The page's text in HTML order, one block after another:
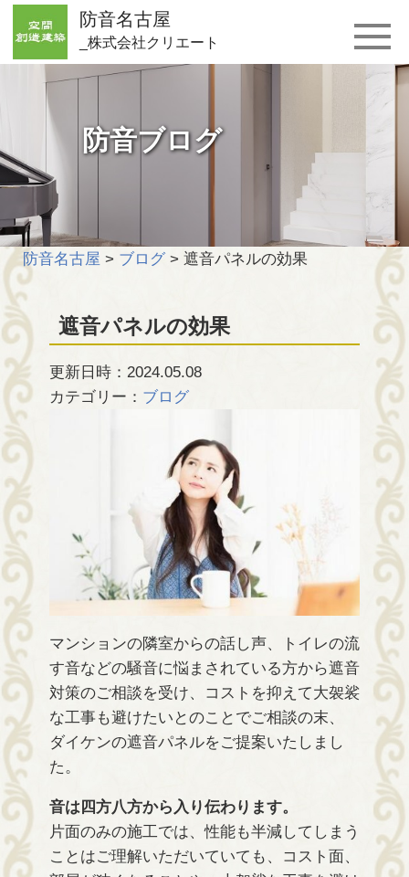
防音名古屋
_株式会社クリエート
防音名古屋 > ブログ > 遮音パネルの効果
防音ブログ
遮音パネルの効果
更新日時：2024.05.08
カテゴリー： ブログ
マンションの隣室からの話し声、トイレの流
す音などの騒音に悩まされている方から遮音
対策のご相談を受け、コストを抑えて大袈裟
な工事も避けたいとのことでご相談の末、
ダイケンの遮音パネルをご提案いたしまし
た。
音は四方八方から入り伝わります。
片面のみの施工では、性能も半減してしまう
ことはご理解いただいていても、コスト面、